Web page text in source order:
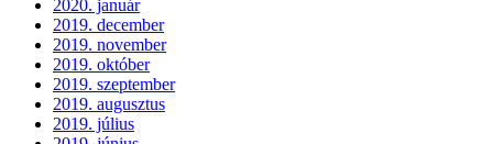
2020. január
2019. december
2019. november
2019. október
2019. szeptember
2019. augusztus
2019. július